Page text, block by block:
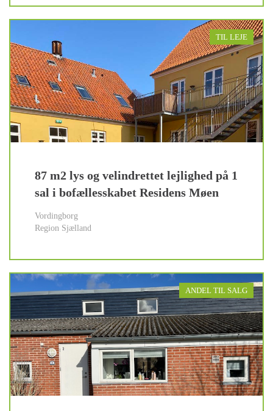
TIL LEJE
87 m2 lys og velindrettet lejlighed på 1
sal i bofællesskabet Residens Møen
Vordingborg
Region Sjælland
ANDEL TIL SALG